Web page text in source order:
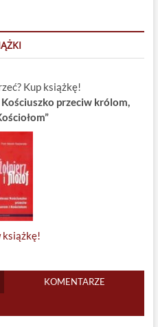
Kup książkę!
przeciw królom,
książkę!
KOMENTARZE